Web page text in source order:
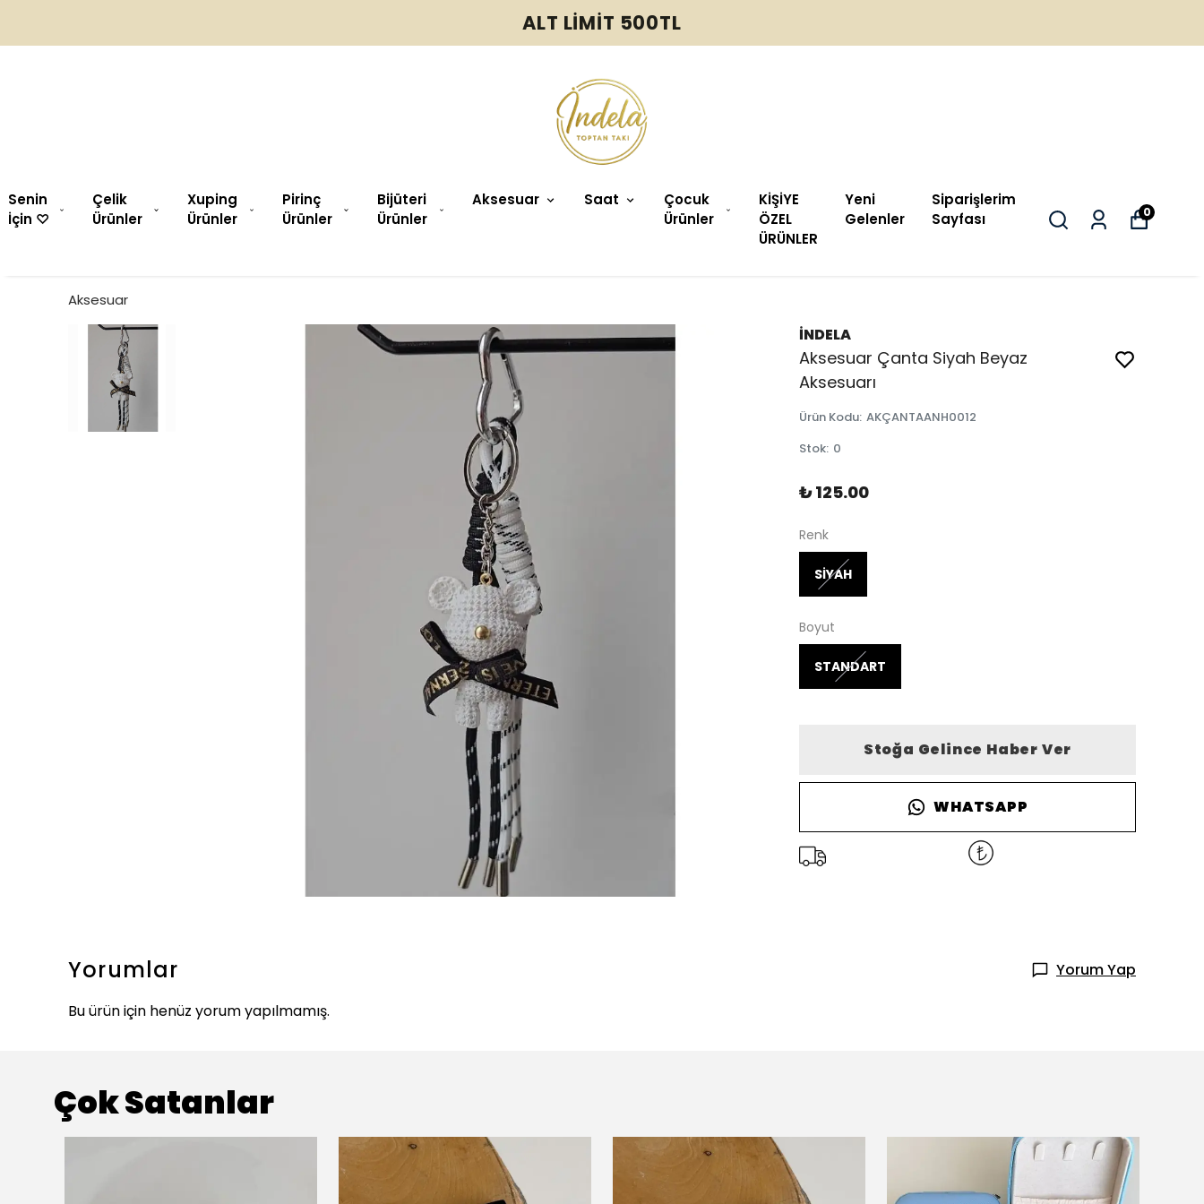
ALT LİMİT 500TL
Senin
İçin ♡︎
Çelik
Ürünler
Xuping
Ürünler
Pirinç
Ürünler
Bijüteri
Ürünler
Aksesuar Saat
Çocuk
Ürünler
KİŞİYE
ÖZEL
ÜRÜNLER
Yeni
Gelenler
Siparişlerim
Sayfası
0
Aksesuar
İNDELA
Aksesuar Çanta Siyah Beyaz
Aksesuarı
Ürün Kodu: AKÇANTAANH0012
Stok: 0
₺ 125.00
Renk
SİYAH
Boyut
STANDART
Stoğa Gelince Haber Ver
WHATSAPP
Yorumlar
Yorum Yap
Bu ürün için henüz yorum yapılmamış.
Çok Satanlar